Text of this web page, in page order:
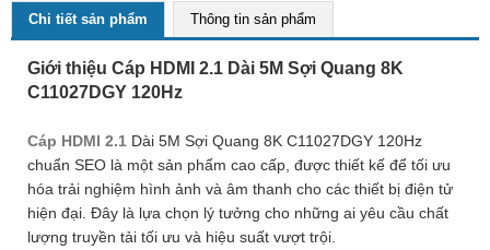
Chi tiết sản phẩm Thông tin sản phẩm
Giới thiệu Cáp HDMI 2.1 Dài 5M Sợi Quang 8K
C11027DGY 120Hz
Cáp HDMI 2.1 Dài 5M Sợi Quang 8K C11027DGY 120Hz
chuẩn SEO là một sản phẩm cao cấp, được thiết kế để tối ưu
hóa trải nghiệm hình ảnh và âm thanh cho các thiết bị điện tử
hiện đại. Đây là lựa chọn lý tưởng cho những ai yêu cầu chất
lượng truyền tải tối ưu và hiệu suất vượt trội.